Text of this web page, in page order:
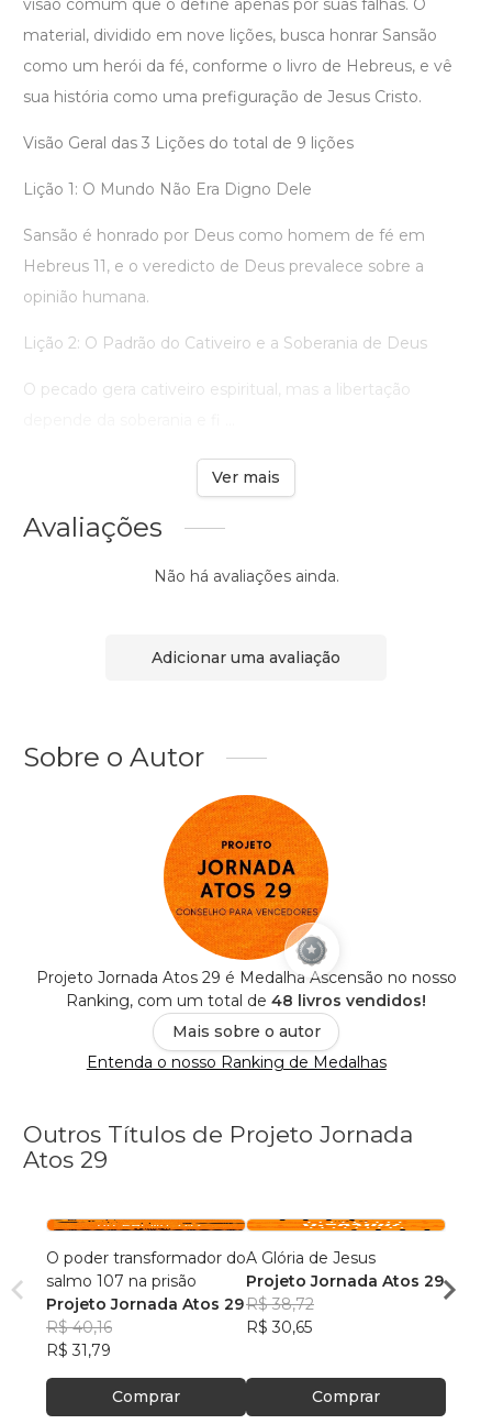
visão comum que o define apenas por suas falhas. O
material, dividido em nove lições, busca honrar Sansão
como um herói da fé, conforme o livro de Hebreus, e vê
sua história como uma prefiguração de Jesus Cristo.
Visão Geral das 3 Lições do total de 9 lições
Lição 1: O Mundo Não Era Digno Dele
Sansão é honrado por Deus como homem de fé em
Hebreus 11, e o veredicto de Deus prevalece sobre a
opinião humana.
Lição 2: O Padrão do Cativeiro e a Soberania de Deus
O pecado gera cativeiro espiritual, mas a libertação
Ver mais
Avaliações
Não há avaliações ainda.
Adicionar uma avaliação
Sobre o Autor
Projeto Jornada Atos 29 é Medalha Ascensão no nosso
Ranking, com um total de 48 livros vendidos!
Mais sobre o autor
Entenda o nosso Ranking de Medalhas
Outros Títulos de Projeto Jornada
Atos 29
O poder transformador do
salmo 107 na prisão
Projeto Jornada Atos 29
R$ 40,16
R$ 31,79
Comprar
A Glória de Jesus
Projeto Jornada Atos 29
R$ 38,72
R$ 30,65
Comprar
1